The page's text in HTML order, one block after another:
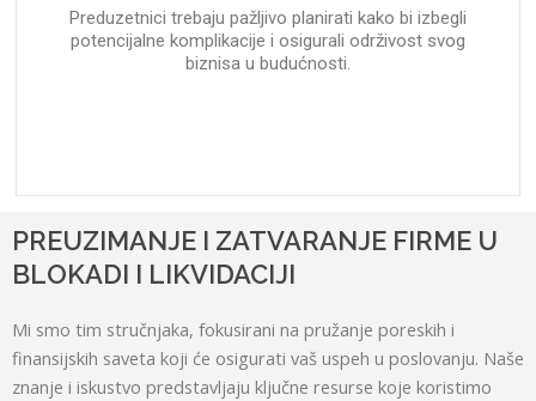
Preduzetnici trebaju pažljivo planirati kako bi izbegli
potencijalne komplikacije i osigurali održivost svog
biznisa u budućnosti.
PREUZIMANJE I ZATVARANJE FIRME U
BLOKADI I LIKVIDACIJI
Mi smo tim stručnjaka, fokusirani na pružanje poreskih i
finansijskih saveta koji će osigurati vaš uspeh u poslovanju. Naše
znanje i iskustvo predstavljaju ključne resurse koje koristimo